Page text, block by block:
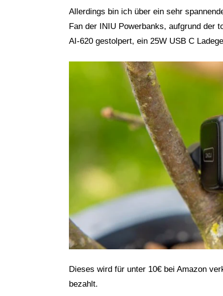
Allerdings bin ich über ein sehr
Fan der INIU Powerbanks, aufgrund der
AI-620 gestolpert, ein 25W USB C
Dieses wird für unter 10€ bei Amazon
bezahlt.